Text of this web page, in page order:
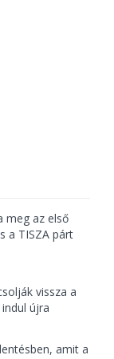
meg az első
a TISZA párt
vissza a
újra
amit a